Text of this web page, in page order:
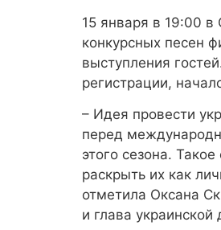
15 января в 19:00
конкурсных песен
выступления
регистрации,
– Идея провести
перед
этого сезона.
раскрыть их как
отметила Оксана
и глава украинской